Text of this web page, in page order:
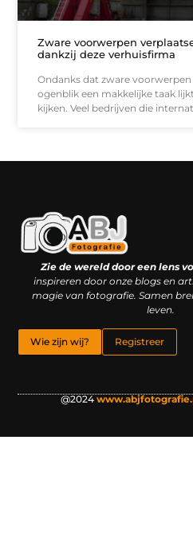
Zware voorwerpen
dankzij deze verhuisfirma
Ondanks dat zware
ogenblik een makkelijke taak
kijken. Veel bedrijven die
Zie de wereld door een lens
inspireren door onze blogs en
magie van fotografie. Samen
leven.
Wie zijn wij? Registreer
@2024